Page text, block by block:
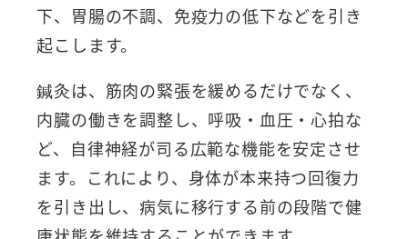
下、胃腸の不調、免疫力の低下などを引き
起こします。
鍼灸は、筋肉の緊張を緩めるだけでなく、
内臓の働きを調整し、呼吸・血圧・心拍な
ど、自律神経が司る広範な機能を安定させ
ます。これにより、身体が本来持つ回復力
を引き出し、病気に移行する前の段階で健